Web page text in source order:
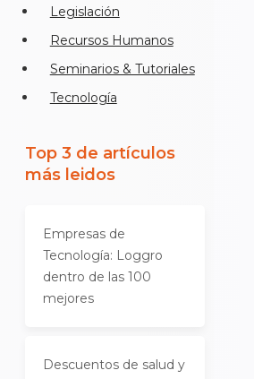
Legislación
Recursos Humanos
Seminarios & Tutoriales
Tecnología
Top 3 de artículos
más leidos
Empresas de
Tecnología: Loggro
dentro de las 100
mejores
Descuentos de salud y